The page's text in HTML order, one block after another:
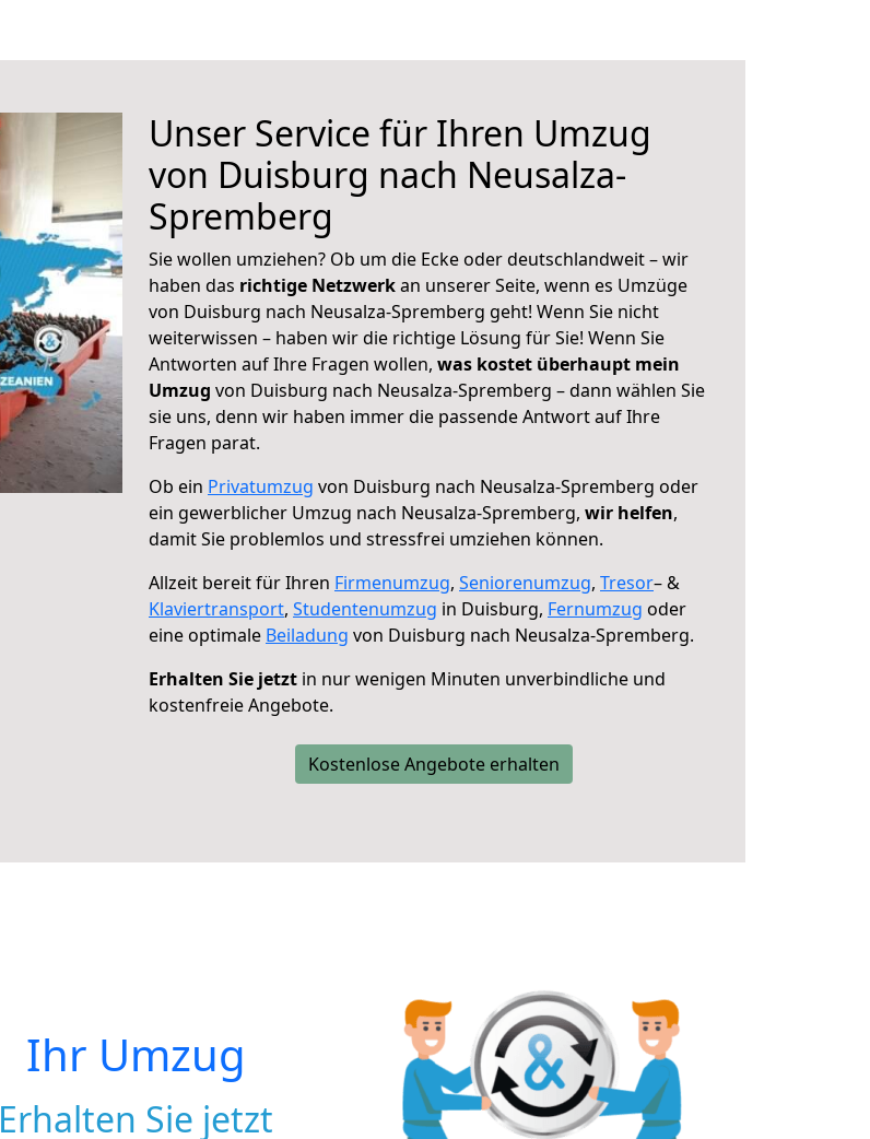
Unser Service für Ihren Umzug
von Duisburg nach Neusalza-
Spremberg
Sie wollen umziehen? Ob um die Ecke oder deutschlandweit – wir
haben das richtige Netzwerkan unserer Seite, wenn es Umzüge
von Duisburg nach Neusalza-Spremberg geht! Wenn Sie nicht
weiterwissen – haben wir die richtige Lösung für Sie! Wenn Sie
Antworten auf Ihre Fragen wollen, was kostet überhaupt mein
Umzug von Duisburg nach Neusalza-Spremberg – dann wählen Sie
sie uns, denn wir haben immer die passende Antwort auf Ihre
Fragen parat.
Ob ein Privatumzug von Duisburg nach Neusalza-Spremberg oder
ein gewerblicher Umzug nach Neusalza-Spremberg, wir helfen,
damit Sie problemlos und stressfrei umziehen können.
Allzeit bereit für Ihren Firmenumzug, Seniorenumzug, Tresor– &
Klaviertransport, Studentenumzug in Duisburg, Fernumzug oder
eine optimale Beiladung von Duisburg nach Neusalza-Spremberg.
Erhalten Sie jetzt in nur wenigen Minuten unverbindliche und
kostenfreie Angebote.
Kostenlose Angebote erhalten
Ihr Umzug
Erhalten Sie jetzt